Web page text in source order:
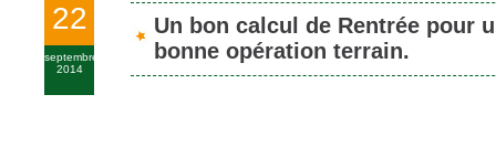
22
septembre
2014
Un bon calcul de Rentrée pour
bonne opération terrain.